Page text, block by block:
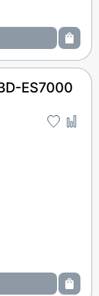
ES7000